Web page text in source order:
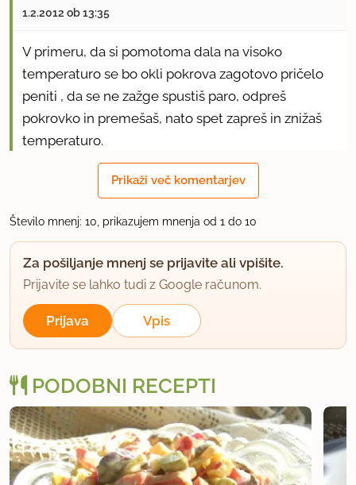
1.2.2012 ob 13:35
V primeru, da si pomotoma dala na visoko
temperaturo se bo okli pokrova zagotovo pričelo
peniti , da se ne zažge spustiš paro, odpreš
pokrovko in premešaš, nato spet zapreš in znižaš
temperaturo.
Kuhaš 10 minut na zmerni temperaturi v zaprtem
HejHoj
1.2.2012 ob 17:16
rečemo temu kar ješprenj(ček), ampak, ja, menda
se res dosti bolj fino sliši biserni ječmen.
uporabno
Prikaži več komentarjev
Število mnenj: 10, prikazujem mnenja od 1 do 10
Za pošiljanje mnenj se prijavite ali vpišite.
Prijavite se lahko tudi z Google računom.
Prijava Vpis
PODOBNI RECEPTI